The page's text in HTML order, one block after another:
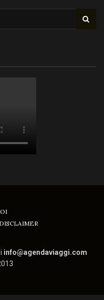
DISCLAIMER
info@agendaviaggi.com